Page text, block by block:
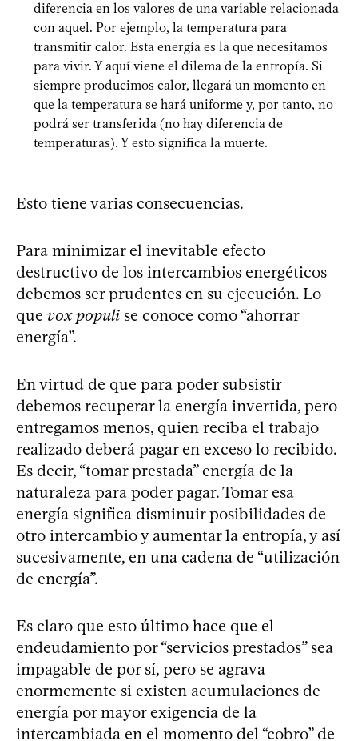
diferencia en los valores de una variable relacionada
con aquel. Por ejemplo, la temperatura para
transmitir calor. Esta energía es la que necesitamos
para vivir. Y aquí viene el dilema de la entropía. Si
siempre producimos calor, llegará un momento en
que la temperatura se hará uniforme y, por tanto, no
podrá ser transferida (no hay diferencia de
temperaturas). Y esto significa la muerte.
Esto tiene varias consecuencias.
Para minimizar el inevitable efecto
destructivo de los intercambios energéticos
debemos ser prudentes en su ejecución. Lo
que vox populi se conoce como “ahorrar
energía”.
En virtud de que para poder subsistir
debemos recuperar la energía invertida, pero
entregamos menos, quien reciba el trabajo
realizado deberá pagar en exceso lo recibido.
Es decir, “tomar prestada” energía de la
naturaleza para poder pagar. Tomar esa
energía significa disminuir posibilidades de
otro intercambio y aumentar la entropía, y así
sucesivamente, en una cadena de “utilización
de energía”.
Es claro que esto último hace que el
endeudamiento por “servicios prestados” sea
impagable de por sí, pero se agrava
enormemente si existen acumulaciones de
energía por mayor exigencia de la
intercambiada en el momento del “cobro” de